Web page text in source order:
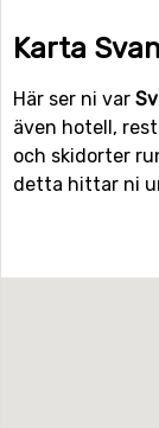
Karta
Här ser ni var
även hotell,
och skidorter
detta hittar ni